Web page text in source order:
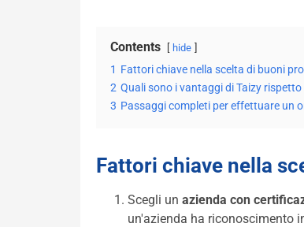
Contents hide
1 Fattori chiave nella scelta di buoni
2 Quali sono i vantaggi di Taizy
3 Passaggi completi per effettuare un
Fattori chiave nella
Scegli un azienda con
un'azienda ha riconoscimento